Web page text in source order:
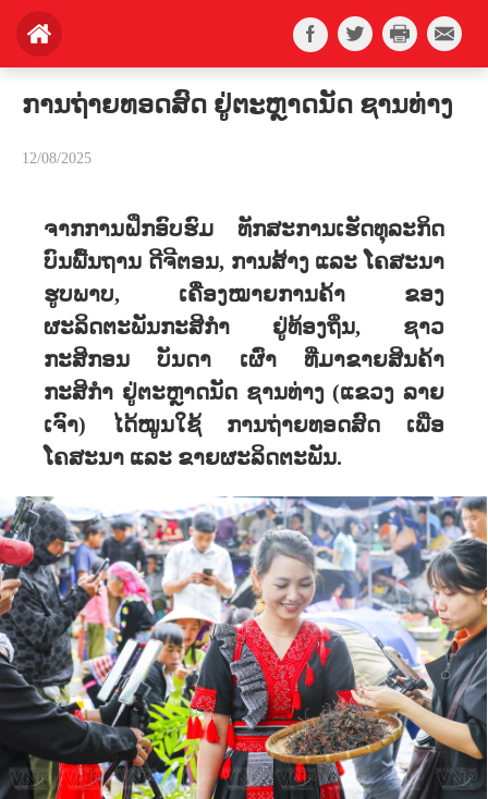
ການຖ່າຍທອດສົດ ຢູ່ຕະຫຼາດນັດ ຊານທ່າງ
12/08/2025
ຈາກການຝຶກອົບຮົມ ທັກສະການເຮັດທຸລະກິດ
ບົນພື້ນຖານ ດີຈີຕອນ, ການສ້າງ ແລະ ໂຄສະນາ
ຮູບພາບ, ເຄື່ອງໝາຍການຄ້າ ຂອງ
ຜະລິດຕະພັນກະສິກຳ ຢູ່ທ້ອງຖິ່ນ, ຊາວ
ກະສິກອນ ບັນດາ ເຜົ່າ ທີ່ມາຂາຍສິນຄ້າ
ກະສິກຳ ຢູ່ຕະຫຼາດນັດ ຊານທ່າງ (ແຂວງ ລາຍ
ເຈົາ) ໄດ້ໝູນໃຊ້ ການຖ່າຍທອດສົດ ເພື່ອ
ໂຄສະນາ ແລະ ຂາຍຜະລິດຕະພັນ.